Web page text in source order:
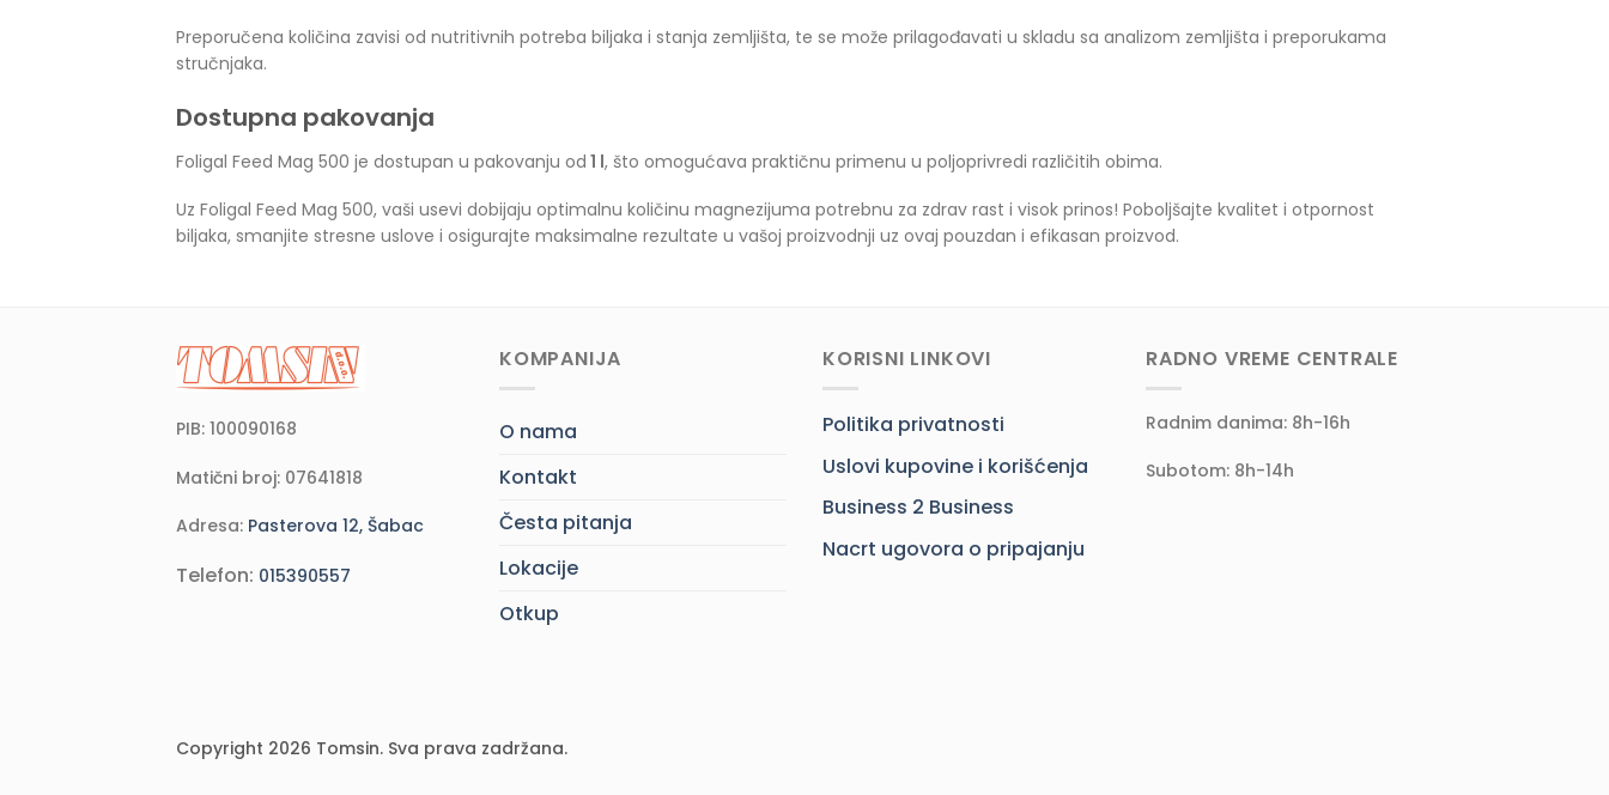
Preporučena količina zavisi od nutritivnih potreba biljaka i stanja zemljišta, te se može prilagođavati u skladu sa analizom zemljišta i preporukama
stručnjaka.
Dostupna pakovanja
Foligal Feed Mag 500 je dostupan u pakovanju od 1 l, što omogućava praktičnu primenu u poljoprivredi različitih obima.
Uz Foligal Feed Mag 500, vaši usevi dobijaju optimalnu količinu magnezijuma potrebnu za zdrav rast i visok prinos! Poboljšajte kvalitet i otpornost
biljaka, smanjite stresne uslove i osigurajte maksimalne rezultate u vašoj proizvodnji uz ovaj pouzdan i efikasan proizvod.
PIB: 100090168
Matični broj: 07641818
Adresa: Pasterova 12, Šabac
Telefon: 015390557
KOMPANIJA
O nama
Kontakt
Česta pitanja
Lokacije
Otkup
KORISNI LINKOVI
Politika privatnosti
Uslovi kupovine i korišćenja
Business 2 Business
Nacrt ugovora o pripajanju
RADNO VREME CENTRALE
Radnim danima: 8h-16h
Subotom: 8h-14h
Copyright 2026 Tomsin. Sva prava zadržana.